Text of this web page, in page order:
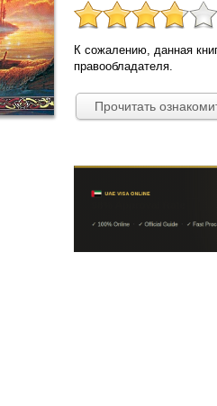
К сожалению, данная
правообладателя.
Прочитать